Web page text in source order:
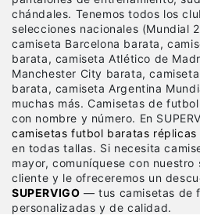
chándales. Tenemos todos los
selecciones nacionales (Mundial
camiseta Barcelona barata,
barata, camiseta Atlético de
Manchester City barata,
barata, camiseta Argentina
muchas más. Camisetas de
con nombre y número. En
camisetas futbol baratas réplicas
en todas tallas. Si necesita
mayor, comuníquese con
cliente y le ofreceremos un
SUPERVIGO — tus camisetas de
personalizadas y de calidad.